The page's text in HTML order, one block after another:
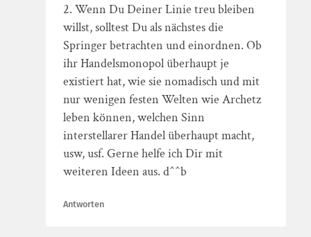
2. Wenn Du Deiner Linie treu bleiben
willst, solltest Du als nächstes die
Springer betrachten und einordnen. Ob
ihr Handelsmonopol überhaupt je
existiert hat, wie sie nomadisch und mit
nur wenigen festen Welten wie Archetz
leben können, welchen Sinn
interstellarer Handel überhaupt macht,
usw, usf. Gerne helfe ich Dir mit
weiteren Ideen aus. d^^b
Antworten